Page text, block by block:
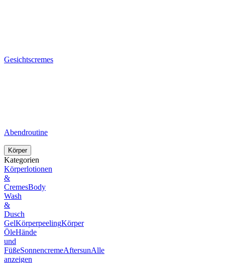
Gesichtscremes
Abendroutine
Körper
Kategorien
Körperlotionen
&
CremesBody
Wash
&
Dusch
GelKörperpeelingKörper
ÖleHände
und
FüßeSonnencremeAftersunAlle
anzeigen